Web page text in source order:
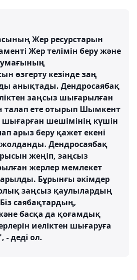
Жер ресурстарын
Жер телімін беру және
өзгерту кезінде заң
анықтады. Дендросаябақ
заңсыз шығарылған
талап ете отырып Шымкент
шығарған шешімінің күшін
арыз беру қажет екені
Дендроcаябақ
жеңіп, заңсыз
жерлер мемлекет
Бұрынғы әкімдер
заңсыз қаулылардың
саябақтардың,
басқа да қоғамдық
иеліктен шығаруға
- деді ол.